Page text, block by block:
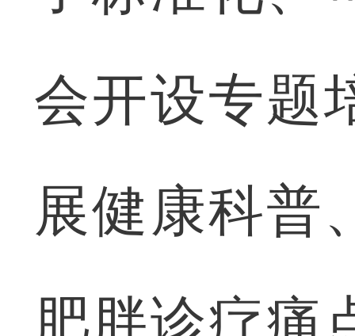
会开设专题
展健康科普
肥胖诊疗痛